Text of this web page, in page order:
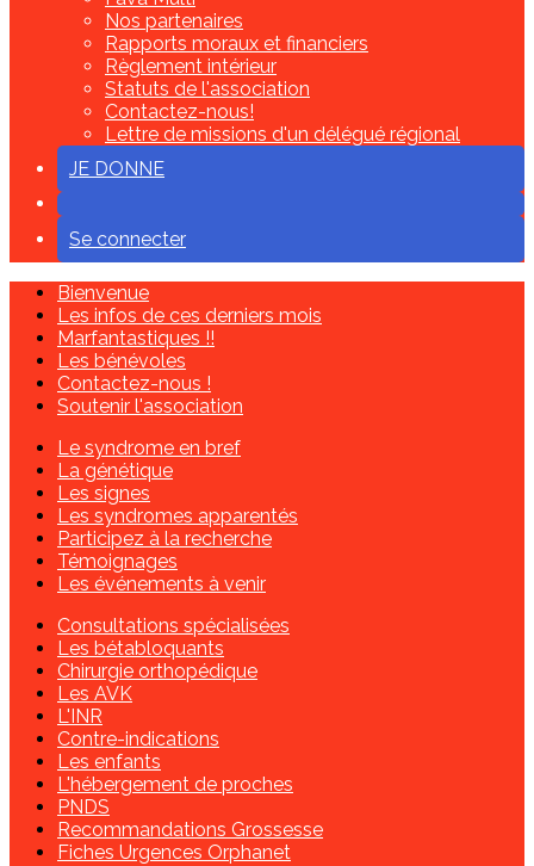
Nos partenaires
Rapports moraux et financiers
Règlement intérieur
Statuts de l'association
Contactez-nous!
Lettre de missions d'un délégué régional
JE DONNE
Se connecter
Bienvenue
Les infos de ces derniers mois
Marfantastiques !!
Les bénévoles
Contactez-nous !
Soutenir l'association
Le syndrome en bref
La génétique
Les signes
Les syndromes apparentés
Participez à la recherche
Témoignages
Les événements à venir
Consultations spécialisées
Les bétabloquants
Chirurgie orthopédique
Les AVK
L'INR
Contre-indications
Les enfants
L'hébergement de proches
PNDS
Recommandations Grossesse
Fiches Urgences Orphanet